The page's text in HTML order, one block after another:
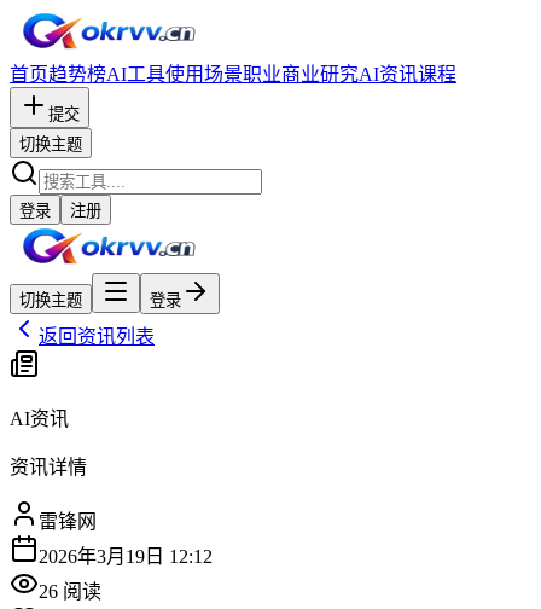
首页趋势榜AI工具使用场景职业商业研究AI资讯课程
提交
切换主题
登录 注册
切换主题 登录
返回资讯列表
AI资讯
资讯详情
雷锋网
2026年3月19日 12:12
26 阅读